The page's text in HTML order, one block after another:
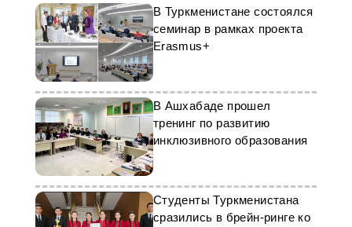
В Туркменистане состоялся
семинар в рамках проекта
Erasmus+
В Ашхабаде прошел
тренинг по развитию
инклюзивного образования
Студенты Туркменистана
сразились в брейн-ринге ко